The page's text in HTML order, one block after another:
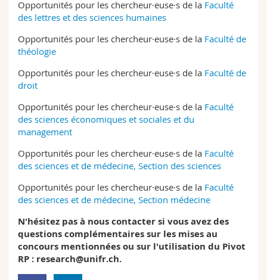
Opportunités pour les chercheur·euse·s de la Faculté
des lettres et des sciences humaines
Opportunités pour les chercheur·euse·s de la Faculté de
théologie
Opportunités pour les chercheur·euse·s de la Faculté de
droit
Opportunités pour les chercheur·euse·s de la Faculté
des sciences économiques et sociales et du
management
Opportunités pour les chercheur·euse·s de la Faculté
des sciences et de médecine, Section des sciences
Opportunités pour les chercheur·euse·s de la Faculté
des sciences et de médecine, Section médecine
N'hésitez pas à nous contacter si vous avez des
questions complémentaires sur les mises au
concours mentionnées ou sur l'utilisation du Pivot
RP : research@unifr.ch.